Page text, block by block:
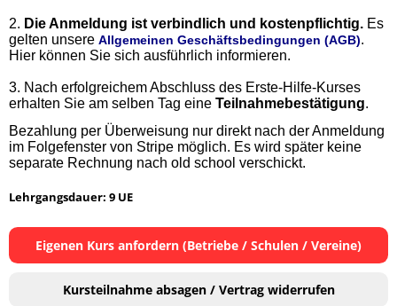
2. Die Anmeldung ist verbindlich und kostenpflichtig. Es
gelten unsere Allgemeinen Geschäftsbedingungen (AGB).
Hier können Sie sich ausführlich informieren.
3. Nach erfolgreichem Abschluss des Erste-Hilfe-Kurses
erhalten Sie am selben Tag eine Teilnahmebestätigung.
Bezahlung per Überweisung nur direkt nach der Anmeldung
im Folgefenster von Stripe möglich. Es wird später keine
separate Rechnung nach old school verschickt.
Lehrgangsdauer: 9 UE
Eigenen Kurs anfordern (Betriebe / Schulen / Vereine)
Kursteilnahme absagen / Vertrag widerrufen